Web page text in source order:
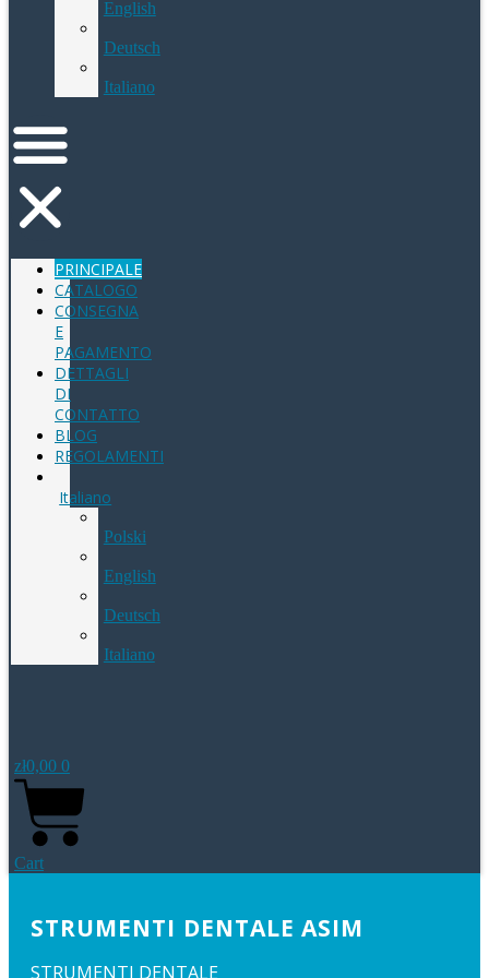
English
Deutsch
Italiano
PRINCIPALE
CATALOGO
CONSEGNA
E
PAGAMENTO
DETTAGLI
DI
CONTATTO
BLOG
REGOLAMENTI
Italiano
Polski
English
Deutsch
Italiano
zł0,00 0
Cart
STRUMENTI DENTALE ASIM
STRUMENTI DENTALE